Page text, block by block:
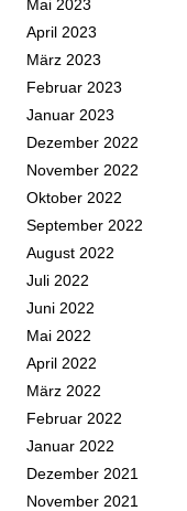
Mai 2023
April 2023
März 2023
Februar 2023
Januar 2023
Dezember 2022
November 2022
Oktober 2022
September 2022
August 2022
Juli 2022
Juni 2022
Mai 2022
April 2022
März 2022
Februar 2022
Januar 2022
Dezember 2021
November 2021